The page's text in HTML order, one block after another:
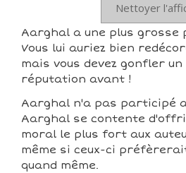
Nettoyer
Aarghal a une plus grosse
Vous lui auriez bien
mais vous devez gonfler
réputation avant !
Aarghal n'a pas participé
Aarghal se contente
moral le plus fort aux
même si ceux-ci
quand même.